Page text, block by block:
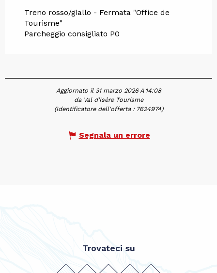
Treno rosso/giallo - Fermata "Office de
Tourisme"
Parcheggio consigliato P0
Aggiornato il 31 marzo 2026 A 14:08
da Val d'Isère Tourisme
(Identificatore dell'offerta : 7624974)
Segnala un errore
Trovateci su